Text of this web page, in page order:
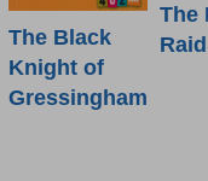
The Black
Knight of
Gressingham
The
Raid